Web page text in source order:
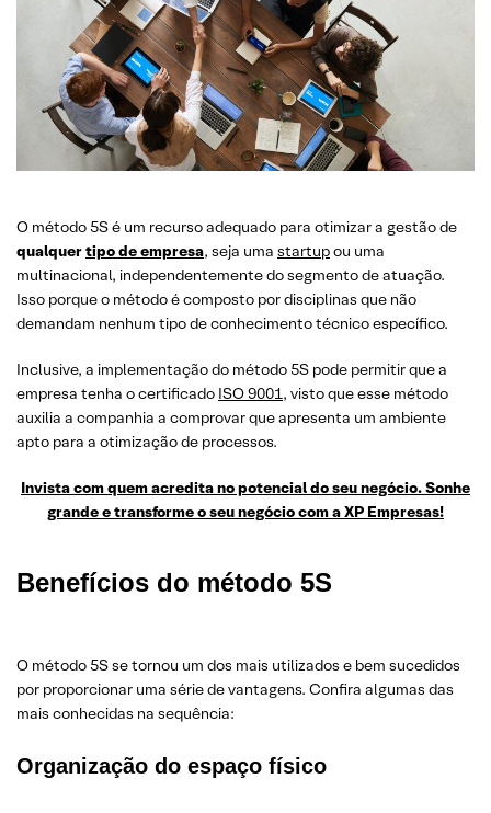
O método 5S é um recurso adequado para otimizar a gestão de
qualquertipo de empresa, seja uma startupou uma
multinacional, independentemente do segmento de atuação.
Isso porque o método é composto por disciplinas que não
demandam nenhum tipo de conhecimento técnico específico.
Inclusive, a implementação do método 5S pode permitir que a
empresa tenha o certificado ISO 9001, visto que esse método
auxilia a companhia a comprovar que apresenta um ambiente
apto para a otimização de processos.
Invista com quem acredita no potencial do seu negócio. Sonhe
grande e transforme o seu negócio com a XP Empresas!
Benefícios do método 5S
O método 5S se tornou um dos mais utilizados e bem sucedidos
por proporcionar uma série de vantagens. Confira algumas das
mais conhecidas na sequência:
Organização do espaço físico